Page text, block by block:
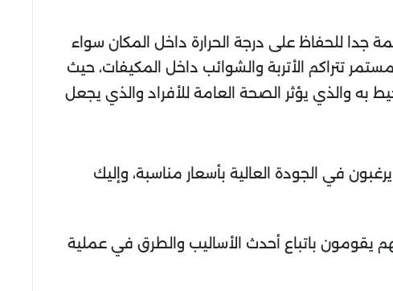
للحفاظ على درجة الحرارة داخل المكان سواء
تتراكم الأتربة والشوائب داخل المكيفات، حيث
به والذي يؤثر الصحة العامة للأفراد والذي يجعل
في الجودة العالية بأسعار مناسبة، وإليك
يقومون باتباع أحدث الأساليب والطرق في عملية